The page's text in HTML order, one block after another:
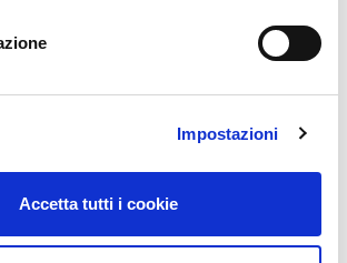
Impostazioni
Accetta tutti i cookie
sharing. I am worried that I lack creative
that makes me full of hope. Thank you.
1 year ago